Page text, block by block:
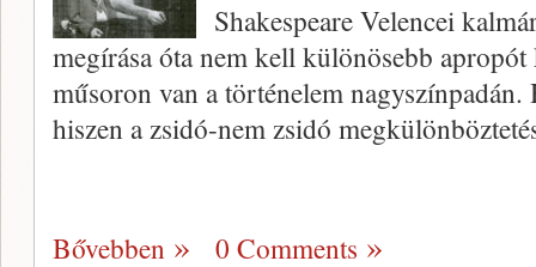
Shakespeare Velencei
megírása óta nem kell különösebb
műsoron van a történelem
hiszen a zsidó-nem zsidó
Bővebben 0 Comments